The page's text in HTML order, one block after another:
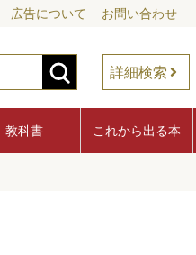
広告について お問い合わせ
詳細検索
教科書 これから出る本